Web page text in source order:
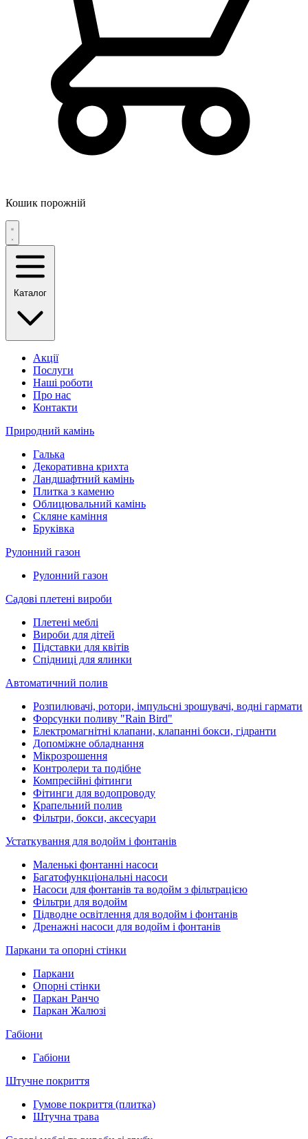
Кошик порожній
Каталог
Акції
Послуги
Наші роботи
Про нас
Контакти
Природний камінь
Галька
Декоративна крихта
Ландшафтний камінь
Плитка з каменю
Облицювальний камінь
Скляне каміння
Бруківка
Рулонний газон
Рулонний газон
Садові плетені вироби
Плетені меблі
Вироби для дітей
Підставки для квітів
Спідниці для ялинки
Автоматичний полив
Розпилювачі, ротори, імпульсні зрошувачі, водні гармати
Форсунки поливу "Rain Bird"
Електромагнітні клапани, клапанні бокси, гідранти
Допоміжне обладнання
Мікрозрошення
Контролери та подібне
Компресійні фітинги
Фітинги для водопроводу
Крапельний полив
Фільтри, бокси, аксесуари
Устаткування для водойм і фонтанів
Маленькі фонтанні насоси
Багатофункціональні насоси
Насоси для фонтанів та водойм з фільтрацією
Фільтри для водойм
Підводне освітлення для водойм і фонтанів
Дренажні насоси для водойм і фонтанів
Паркани та опорні стінки
Паркани
Опорні стінки
Паркан Ранчо
Паркан Жалюзі
Габіони
Габіони
Штучне покриття
Гумове покриття (плитка)
Штучна трава